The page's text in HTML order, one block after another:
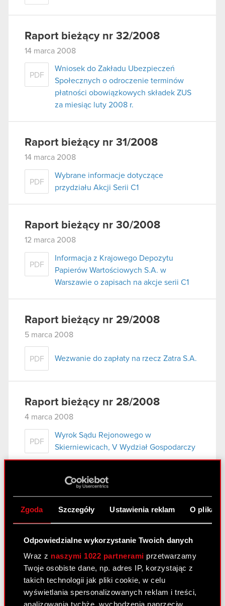
Zgoda Szczegóły Ustawienia reklam O
Odpowiedzialne wykorzystanie Twoich danych
Wraz z naszymi 1022 partnerami przetwarzamy
Twoje osobiste dane, np. adres IP, korzystając z
takich technologii jak pliki cookie, w celu
wyświetlania spersonalizowanych reklam i treści,
Raport bieżący nr 32/2008
14 marca 2008
PDF
Wniosek do Zakładu Ubezpieczeń
Społecznych o odroczenie terminów
płatności obowiązkowych składek ZUS
za miesiąc luty 2008 r.
Raport bieżący nr 31/2008
14 marca 2008
PDF
Wybrane informacje dotyczące
przydziału Akcji Serii C1
Raport bieżący nr 30/2008
12 marca 2008
PDF
Informacja z Krajowego Depozytu
Papierów Wartościowych S.A. w
Warszawie o zapisach na akcje serii C1
Raport bieżący nr 29/2008
5 marca 2008
PDF Wezwanie do zapłaty na rzecz Zatra S.A.
Raport bieżący nr 28/2008
4 marca 2008
PDF
Wyrok Sądu Rejonowego w
Skierniewicach, V Wydział Gospodarczy
Raport bieżący nr 27/2008
4 marca 2008
PDF
Raport bieżący nr 26/2008
4 marca 2008
Wniosek Spółki o odroczenie terminu